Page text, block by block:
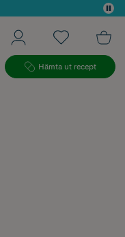
Hämta ut recept